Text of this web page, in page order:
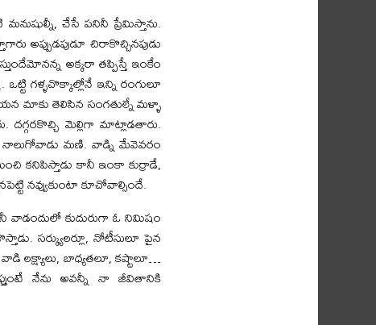
చేసే పనినీ ప్రేమిస్తాను.
అప్పుడపుడూ చిరాకొచ్చినపుడు
అక్కరా తప్పిస్తే ఇంకేం
గళ్ళచొక్కాల్లోనే ఇన్ని రంగులూ
మాకు తెలిసిన సంగతుల్నే మళ్ళా
దగ్గరకొచ్చి మెల్లిగా మాట్లాడతారు.
మణి. వాడ్ని మేవెవరం
కనిపిస్తాడు కానీ ఇంకా కుర్రాడే,
నవ్వుకుంటా కూచోవాల్సిందే.
కుదురుగా ఓ నిమిషం
సర్క్యులర్లూ, నోటీసులూ పైన
లక్ష్యాలు, బాధ్యతలూ, కష్టాలూ…
నేను అవన్నీ నా జీవితానికి